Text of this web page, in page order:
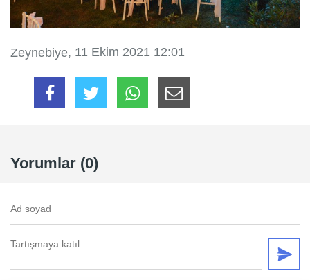
Zeynebiye, 11 Ekim 2021 12:01
Yorumlar (0)